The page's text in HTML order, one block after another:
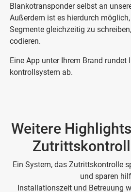
Blankotransponder selbst an
Außerdem ist es hierdurch
Segmente gleichzeitig zu
codieren.
Eine App unter Ihrem Brand
kontroll­system ab.
Weitere
Ein System, das Zutrittskontrolle
und sparen
Installationszeit und Betreuung